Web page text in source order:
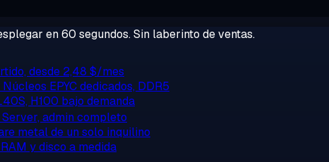
en 60 segundos. Sin laberinto de ventas.
desde 2,48 $/mes
Núcleos EPYC dedicados, DDR5
H100 bajo demanda
admin completo
metal de un solo inquilino
y disco a medida